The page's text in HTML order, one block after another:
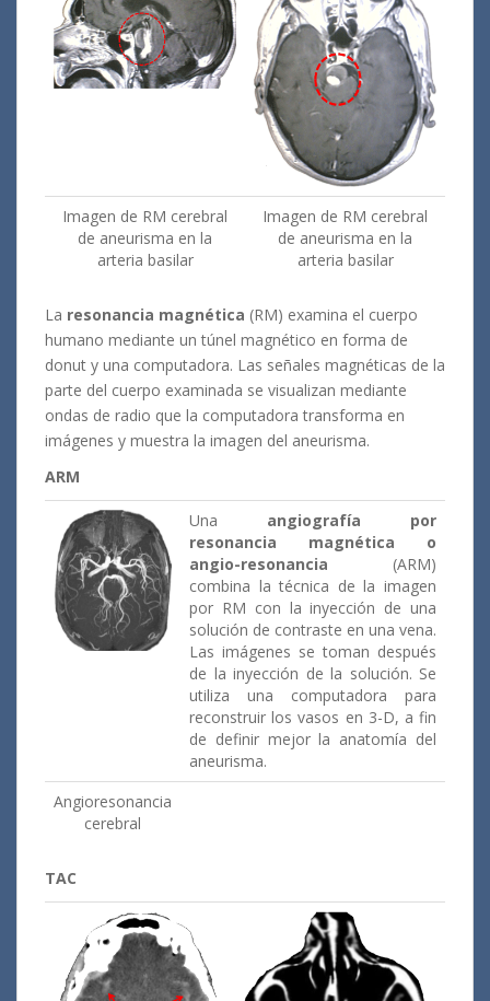
Imagen de RM cerebral
de aneurisma en la
arteria basilar
Imagen de RM cerebral
de aneurisma en la
arteria basilar
La resonancia magnética (RM) examina el cuerpo
humano mediante un túnel magnético en forma de
donut y una computadora. Las señales magnéticas de la
parte del cuerpo examinada se visualizan mediante
ondas de radio que la computadora transforma en
imágenes y muestra la imagen del aneurisma.
ARM
Una angiografía por
resonancia magnética o
angio-resonancia (ARM)
combina la técnica de la imagen
por RM con la inyección de una
solución de contraste en una vena.
Las imágenes se toman después
de la inyección de la solución. Se
utiliza una computadora para
reconstruir los vasos en 3-D, a fin
de definir mejor la anatomía del
aneurisma.
Angioresonancia
cerebral
TAC